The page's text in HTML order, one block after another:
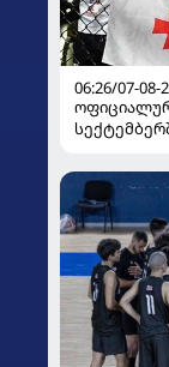
06:26/07-08-